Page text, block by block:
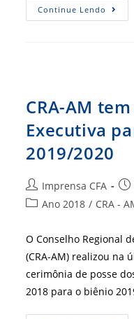
Continue Lendo Nova
CRA-AM
Executiva
2019/2020
Autor
do
Imprensa CFA
Categoria
post:
Ano 2018 / CRA -
O Conselho Regional
(CRA-AM) realizou na
cerimônia de posse
2018 para o biênio